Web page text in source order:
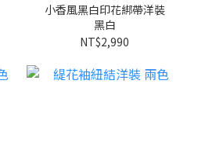
小香風黑白印花綁帶洋裝
黑白
NT$2,990